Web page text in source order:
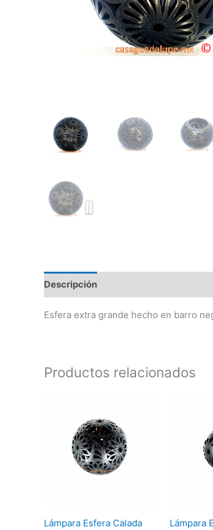
Descripción
Esfera extra grande hecho en barro
Productos relacionados
Lámpara Esfera Calada
Lámpara